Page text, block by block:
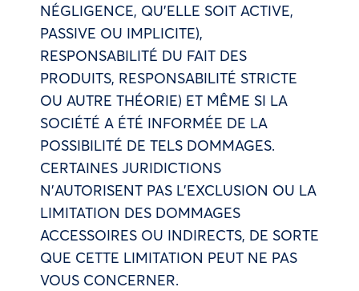
NÉGLIGENCE, QU’ELLE SOIT ACTIVE,
PASSIVE OU IMPLICITE),
RESPONSABILITÉ DU FAIT DES
PRODUITS, RESPONSABILITÉ STRICTE
OU AUTRE THÉORIE) ET MÊME SI LA
SOCIÉTÉ A ÉTÉ INFORMÉE DE LA
POSSIBILITÉ DE TELS DOMMAGES.
CERTAINES JURIDICTIONS
N’AUTORISENT PAS L’EXCLUSION OU LA
LIMITATION DES DOMMAGES
ACCESSOIRES OU INDIRECTS, DE SORTE
QUE CETTE LIMITATION PEUT NE PAS
VOUS CONCERNER.